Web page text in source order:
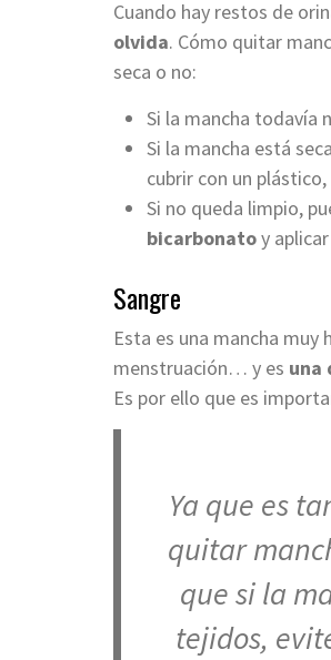
Cuando hay restos de
olvida. Cómo quitar
seca o no:
Si la mancha todavía
Si la mancha está
cubrir con un
Si no queda limpio,
bicarbonatoy
Sangre
Esta es una mancha muy
menstruación… y es una
Es por ello que es
Ya que es
quitar
que si la
tejidos,